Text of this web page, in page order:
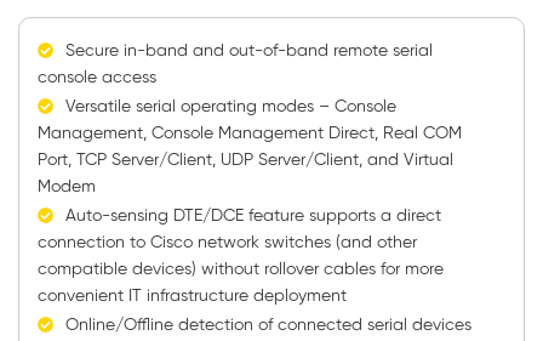
Secure in-band and out-of-band remote serial
console access
Versatile serial operating modes – Console
Management, Console Management Direct, Real COM
Port, TCP Server/Client, UDP Server/Client, and Virtual
Modem
Auto-sensing DTE/DCE feature supports a direct
connection to Cisco network switches (and other
compatible devices) without rollover cables for more
convenient IT infrastructure deployment
Online/Offline detection of connected serial devices